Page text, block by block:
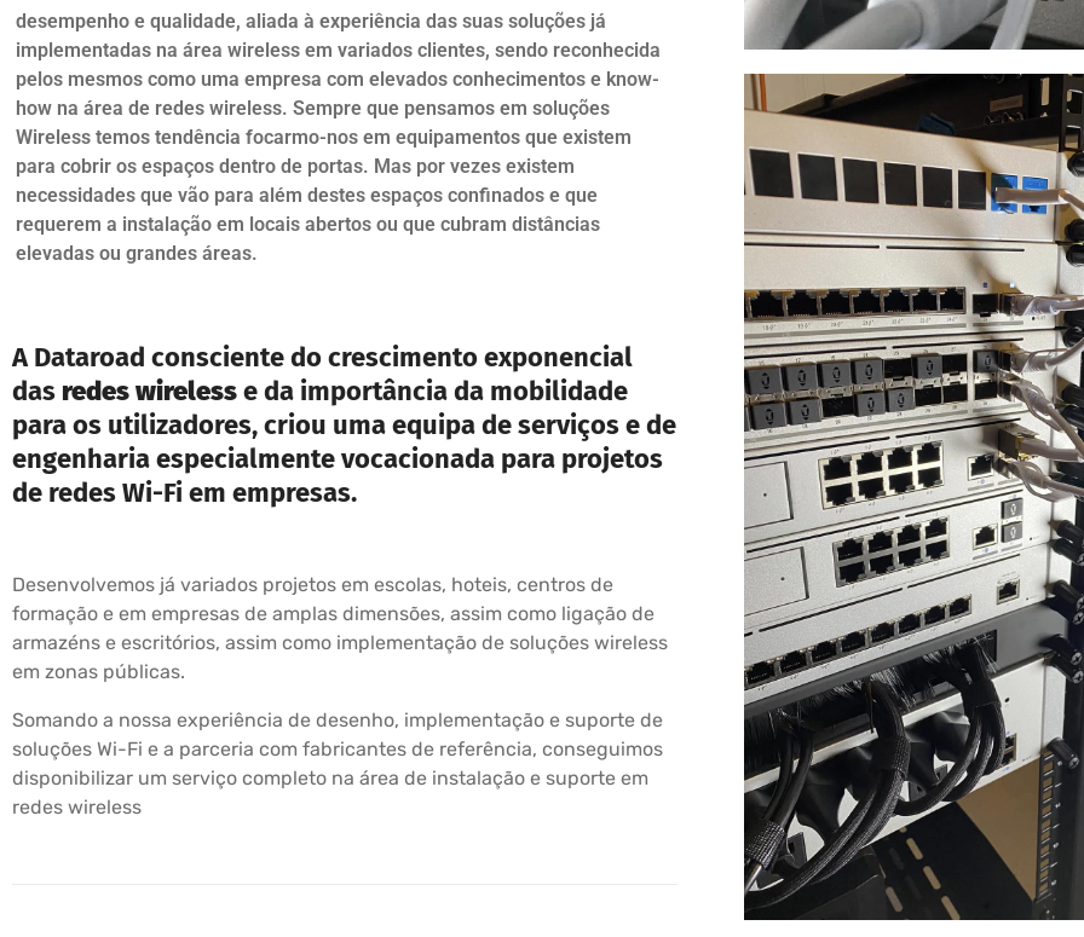
desempenho e qualidade, aliada à experiência das suas soluções já
implementadas na área wireless em variados clientes, sendo reconhecida
pelos mesmos como uma empresa com elevados conhecimentos e know-
how na área de redes wireless. Sempre que pensamos em soluções
Wireless temos tendência focarmo-nos em equipamentos que existem
para cobrir os espaços dentro de portas. Mas por vezes existem
necessidades que vão para além destes espaços confinados e que
requerem a instalação em locais abertos ou que cubram distâncias
elevadas ou grandes áreas.
A Dataroad consciente do crescimento exponencial
das redes wirelesse da importância da mobilidade
para os utilizadores, criou uma equipa de serviços e de
engenharia especialmente vocacionada para projetos
de redes Wi-Fi em empresas.
Desenvolvemos já variados projetos em escolas, hoteis, centros de
formação e em empresas de amplas dimensões, assim como ligação de
armazéns e escritórios, assim como implementação de soluções wireless
em zonas públicas.
Somando a nossa experiência de desenho, implementação e suporte de
soluções Wi-Fi e a parceria com fabricantes de referência, conseguimos
disponibilizar um serviço completo na área de instalação e suporte em
redes wireless